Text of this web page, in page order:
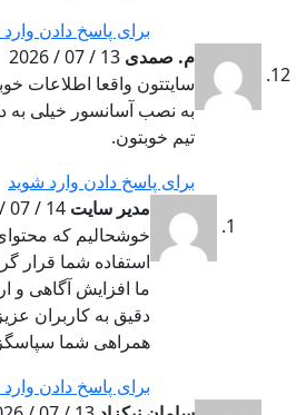
برای پاسخ دادن
م. صمدی 13 / 07 / 2026
سایتتون واقعا اطلاعات
به نصب آسانسور خیلی به
تیم خوبتون.
برای پاسخ دادن وارد شوید
مدیر سایت 14 / 07 / 2026
خوشحالیم که
استفاده شما قرار
ما افزایش آگاهی و
دقیق به کاربران
همراهی شما
برای پاسخ دادن